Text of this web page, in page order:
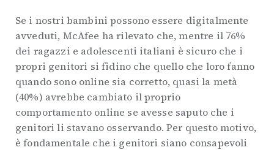
Se i nostri bambini possono essere digitalmente
avveduti, McAfee ha rilevato che, mentre il 76%
dei ragazzi e adolescenti italiani è sicuro che i
propri genitori si fidino che quello che loro fanno
quando sono online sia corretto, quasi la metà
(40%) avrebbe cambiato il proprio
comportamento online se avesse saputo che i
genitori li stavano osservando. Per questo motivo,
è fondamentale che i genitori siano consapevoli